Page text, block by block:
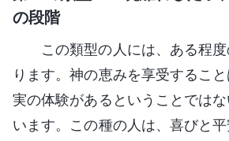
の段階
この類型の人には、ある程
ります。神の恵みを享受するこ
実の体験があるということでは
います。この種の人は、喜びと